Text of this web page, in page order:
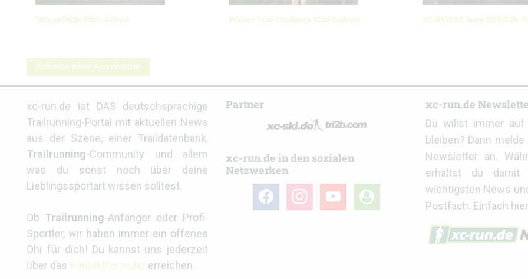
3Kings3Hills 2026: Galerie Walser Trail Challenge 2026 Gallerie XC-RUN.DE beim ZUT2026:
Schreibe einen Kommentar
xc-run.de ist DAS deutschsprachige
Trailrunning-Portal mit aktuellen News
aus der Szene, einer Traildatenbank,
Trailrunning-Community und allem
was du sonst noch über deine
Lieblingssportart wissen solltest.
Ob Trailrunning-Anfänger oder Profi-
Sportler, wir haben immer ein offenes
Ohr für dich! Du kannst uns jederzeit
über das Kontaktformular erreichen.
Partner
xc-run.de in den sozialen
Netzwerken
facebookinstagramyoutube
user-
circle
xc-run.de
Du willst immer auf
bleiben? Dann
Newsletter an.
erhältst du damit
wichtigsten News
Postfach. Einfach